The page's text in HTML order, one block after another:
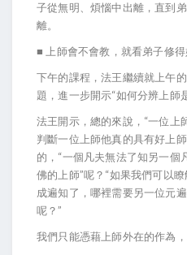
子從無明、煩惱中出離，直到
離。
■ 上師會不會教，就看弟子修
下午的課程，法王繼續就上午
題，進一步開示“如何分辨上師
法王開示，總的來說，“一位上
判斷一位上師他真的具有好上
的，“一個凡夫無法了知另一個
佛的上師”呢？“如果我們可以
成遍知了，哪裡需要另一位元
呢？”
我們只能憑藉上師外在的作為